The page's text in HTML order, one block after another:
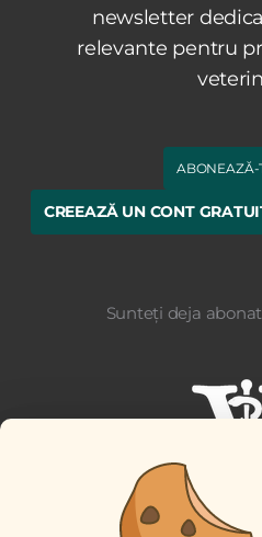
newsletter
relevante pentru
ABONEAZĂ-
CREEAZĂ UN CONT
Sunteți deja